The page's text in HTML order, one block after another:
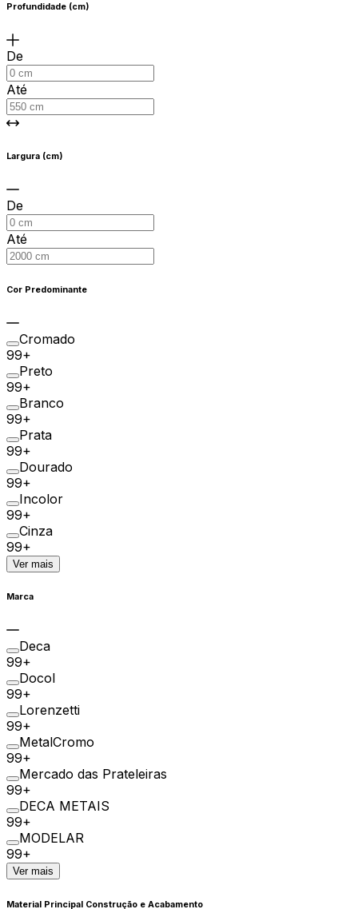
Profundidade (cm)
De
Até
Largura (cm)
De
Até
Cor Predominante
Cromado
99+
Preto
99+
Branco
99+
Prata
99+
Dourado
99+
Incolor
99+
Cinza
99+
Ver mais
Marca
Deca
99+
Docol
99+
Lorenzetti
99+
MetalCromo
99+
Mercado das Prateleiras
99+
DECA METAIS
99+
MODELAR
99+
Ver mais
Material Principal Construção e Acabamento